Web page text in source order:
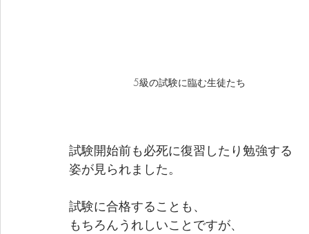
5級の試験に臨む生徒たち
試験開始前も必死に復習したり勉強する
姿が見られました。
試験に合格することも、
もちろんうれしいことですが、